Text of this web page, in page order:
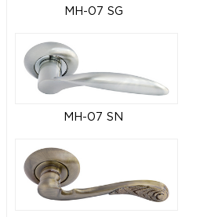
MH-07 SG
MH-07 SN